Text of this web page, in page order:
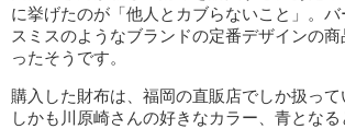
に挙げたのが「他人とカブらないこと」。
スミスのようなブランドの定番デザインの
ったそうです。
購入した財布は、福岡の直販店でしか扱って
しかも川原崎さんの好きなカラー、青とな